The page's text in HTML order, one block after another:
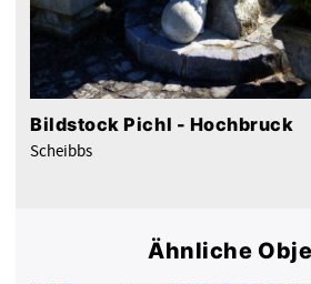
Bildstock Pichl - Hochbruck
Scheibbs
Ähnliche